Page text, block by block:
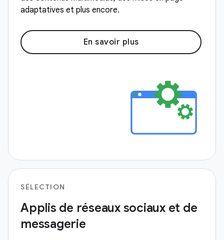
adaptatives et plus encore.
En savoir plus
SÉLECTION
Applis de réseaux sociaux et de
messagerie